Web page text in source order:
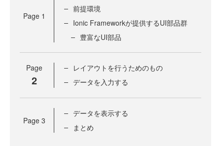
Page 1
前提環境
Ionic Frameworkが提供するUI部品群
豊富なUI部品
Page
2
レイアウトを行うためのもの
データを入力する
Page 3
データを表示する
まとめ